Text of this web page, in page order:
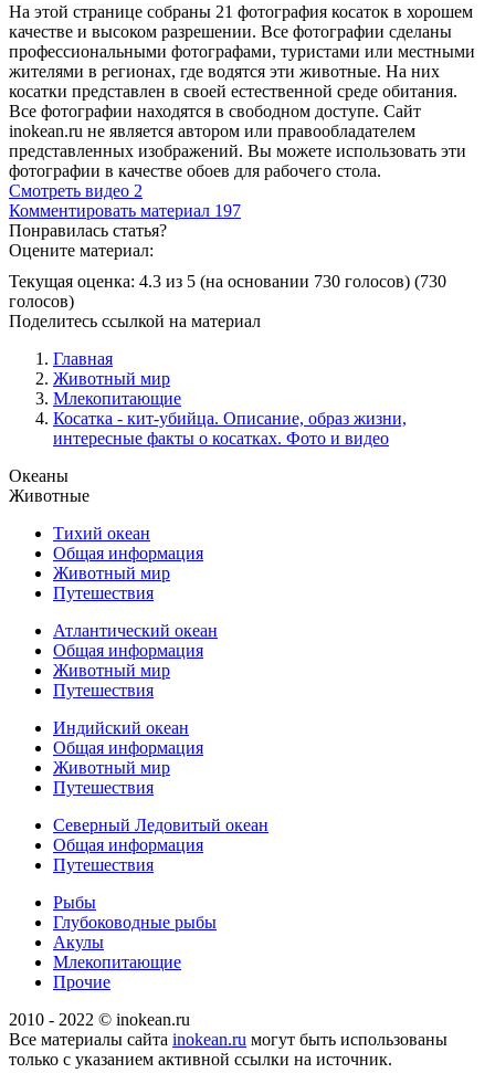
На этой странице собраны 21 фотография косаток в хорошем
качестве и высоком разрешении. Все фотографии сделаны
профессиональными фотографами, туристами или местными
жителями в регионах, где водятся эти животные. На них
косатки представлен в своей естественной среде обитания.
Все фотографии находятся в свободном доступе. Сайт
inokean.ru не является автором или правообладателем
представленных изображений. Вы можете использовать эти
фотографии в качестве обоев для рабочего стола.
Смотреть видео 2
Комментировать материал 197
Понравилась статья?
Оцените материал:
Текущая оценка: 4.3 из 5 (на основании 730 голосов) (730
голосов)
Поделитесь ссылкой на материал
Главная
Животный мир
Млекопитающие
Косатка - кит-убийца. Описание, образ жизни,
интересные факты о косатках. Фото и видео
Океаны
Животные
Тихий океан
Общая информация
Животный мир
Путешествия
Атлантический океан
Общая информация
Животный мир
Путешествия
Индийский океан
Общая информация
Животный мир
Путешествия
Северный Ледовитый океан
Общая информация
Путешествия
Рыбы
Глубоководные рыбы
Акулы
Млекопитающие
Прочие
2010 - 2022 © inokean.ru
Все материалы сайта inokean.ru могут быть использованы
только с указанием активной ссылки на источник.